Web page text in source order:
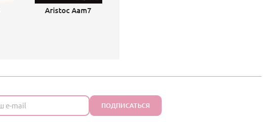
Aristoc Aam7
ПОДПИСАТЬСЯ